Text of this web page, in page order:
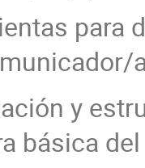
para
y
básica